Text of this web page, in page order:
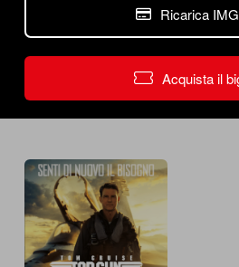
Ricarica
Acquista il